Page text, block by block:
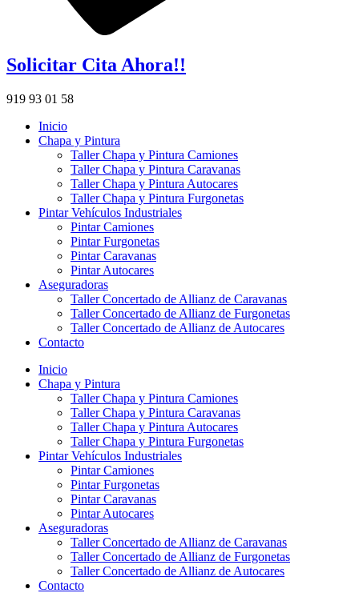
Solicitar Cita Ahora!!
919 93 01 58
Inicio
Chapa y Pintura
Taller Chapa y Pintura Camiones
Taller Chapa y Pintura Caravanas
Taller Chapa y Pintura Autocares
Taller Chapa y Pintura Furgonetas
Pintar Vehículos Industriales
Pintar Camiones
Pintar Furgonetas
Pintar Caravanas
Pintar Autocares
Aseguradoras
Taller Concertado de Allianz de Caravanas
Taller Concertado de Allianz de Furgonetas
Taller Concertado de Allianz de Autocares
Contacto
Inicio
Chapa y Pintura
Taller Chapa y Pintura Camiones
Taller Chapa y Pintura Caravanas
Taller Chapa y Pintura Autocares
Taller Chapa y Pintura Furgonetas
Pintar Vehículos Industriales
Pintar Camiones
Pintar Furgonetas
Pintar Caravanas
Pintar Autocares
Aseguradoras
Taller Concertado de Allianz de Caravanas
Taller Concertado de Allianz de Furgonetas
Taller Concertado de Allianz de Autocares
Contacto